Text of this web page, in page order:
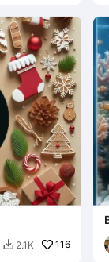
 2.1K 116